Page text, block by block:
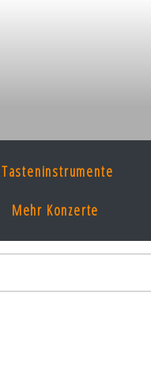
Tasteninstrumente
Mehr Konzerte